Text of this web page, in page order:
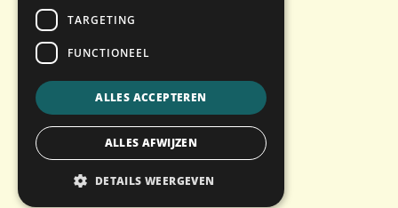
TARGETING
FUNCTIONEEL
ALLES ACCEPTEREN
ALLES AFWIJZEN
DETAILS WEERGEVEN